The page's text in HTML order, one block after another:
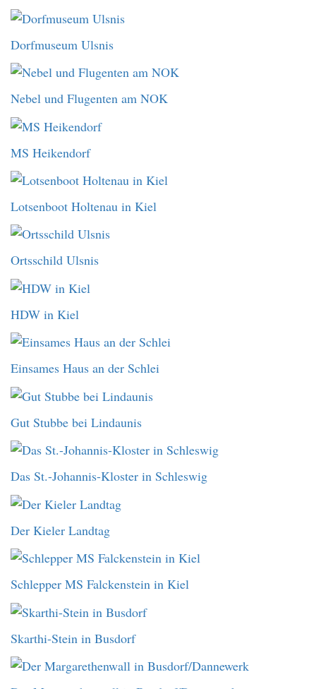
Dorfmuseum Ulsnis
Nebel und Flugenten am NOK
MS Heikendorf
Lotsenboot Holtenau in Kiel
Ortsschild Ulsnis
HDW in Kiel
Einsames Haus an der Schlei
Gut Stubbe bei Lindaunis
Das St.-Johannis-Kloster in Schleswig
Der Kieler Landtag
Schlepper MS Falckenstein in Kiel
Skarthi-Stein in Busdorf